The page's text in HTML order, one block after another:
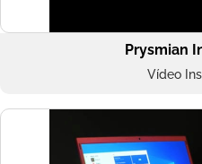
Prysmian
Vídeo